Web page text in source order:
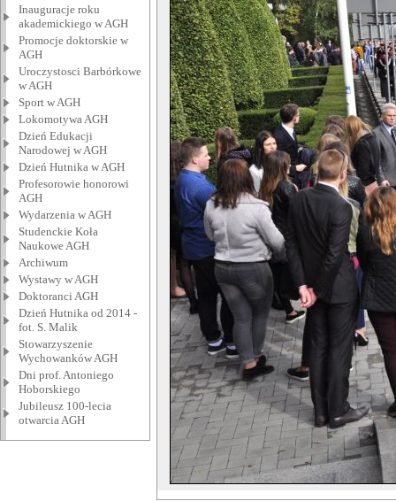
Inauguracje roku
akademickiego w AGH
Promocje doktorskie w
AGH
Uroczystosci Barbórkowe
w AGH
Sport w AGH
Lokomotywa AGH
Dzień Edukacji
Narodowej w AGH
Dzień Hutnika w AGH
Profesorowie honorowi
AGH
Wydarzenia w AGH
Studenckie Koła
Naukowe AGH
Archiwum
Wystawy w AGH
Doktoranci AGH
Dzień Hutnika od 2014 -
fot. S. Malik
Stowarzyszenie
Wychowanków AGH
Dni prof. Antoniego
Hoborskiego
Jubileusz 100-lecia
otwarcia AGH